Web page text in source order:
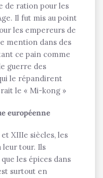
de ration pour les
Il fut mis au point
les empereurs de
mention dans des
ce pain comme
guerre des
le répandirent
le « Mi-kong »
européenne
XIIIe siècles, les
leur tour. Ils
les épices dans
surtout en